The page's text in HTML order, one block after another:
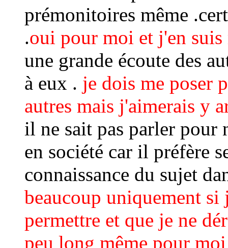
prémonitoires même
.oui pour moi et j'en suis
une grande écoute des
à eux . je dois me poser
autres mais j'aimerais y
il ne sait pas parler pour
en société car il préfère
connaissance du sujet
beaucoup uniquement
permettre et que je ne
peu long même pour